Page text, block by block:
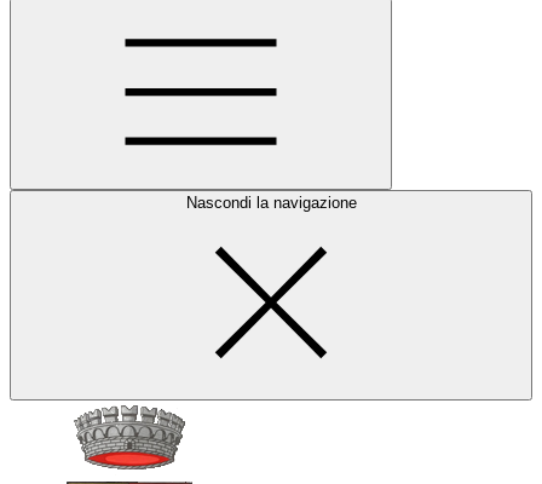
Nascondi la navigazione